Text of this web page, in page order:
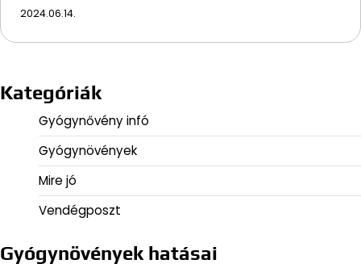
2024.06.14.
Kategóriák
Gyógynővény infó
Gyógynövények
Mire jó
Vendégposzt
Gyógynövények hatásai